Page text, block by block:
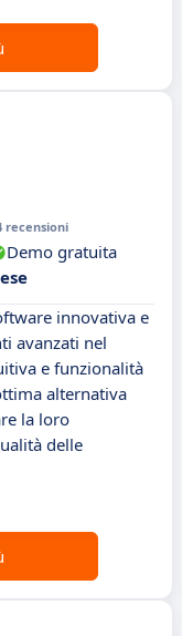
recensioni
Demo gratuita
innovativa e
avanzati nel
e funzionalità
alternativa
la loro
delle